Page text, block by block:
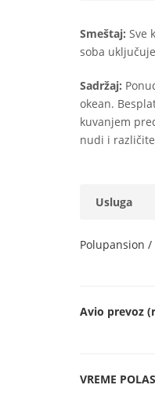
Smeštaj: Sve
soba
Sadržaj:
okean.
kuvanjem
nudi i
Usluga
Polupansion
Avio prevoz
VREME